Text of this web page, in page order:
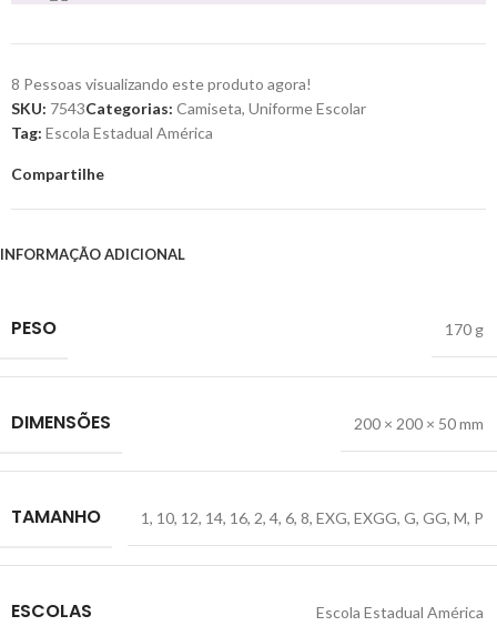
8 Pessoas visualizando este produto agora!
SKU: 7543Categorias: Camiseta, Uniforme Escolar
Tag: Escola Estadual América
Compartilhe
INFORMAÇÃO ADICIONAL
PESO 170 g
DIMENSÕES 200 × 200 × 50 mm
TAMANHO 1, 10, 12, 14, 16, 2, 4, 6, 8, EXG, EXGG, G, GG, M, P
ESCOLAS Escola Estadual América